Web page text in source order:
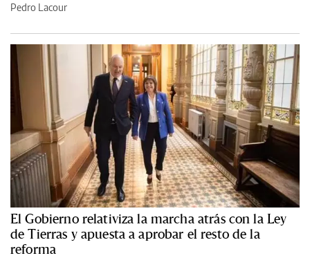
Pedro Lacour
El Gobierno relativiza la marcha atrás con la Ley
de Tierras y apuesta a aprobar el resto de la
reforma